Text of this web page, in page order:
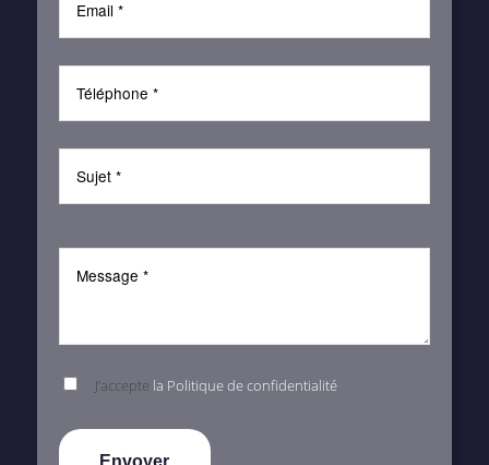
J’accepte la Politique de confidentialité